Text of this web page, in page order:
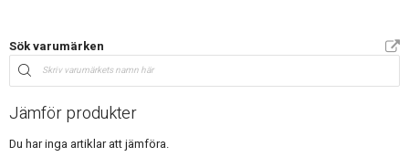
Sök varumärken
Jämför produkter
Du har inga artiklar att jämföra.